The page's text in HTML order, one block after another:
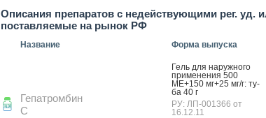
Описания препаратов с недействующими рег. уд.
поставляемые на рынок РФ
Название Форма выпуска
Гепатромбин
С
Гель для на­руж­но­го
при­мене­ния 500
МЕ+150 мг+25 мг/г: ту­
ба 40 г
РУ: ЛП-001366 от
16.12.11